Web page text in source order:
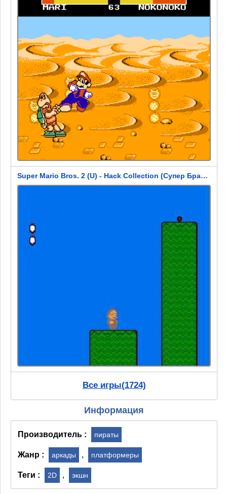
Super Mario Bros. 2 (U) - Hack Collection (Супер Братья Марио 2)
Все игры(1724)
Информация
Производитель : пираты
Жанр : аркады , платформеры
Теги : 2D , экшн